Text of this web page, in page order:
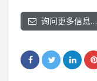
询问更多信息…